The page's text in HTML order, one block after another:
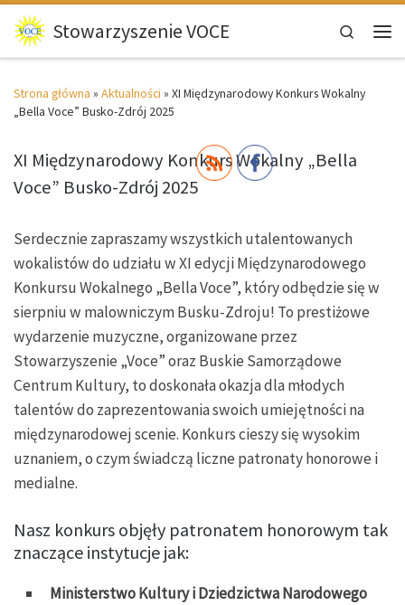
Przejdź do treści
Stowarzyszenie VOCE
Search
Strona główna » Aktualności » XI Międzynarodowy Konkurs Wokalny
„Bella Voce” Busko-Zdrój 2025
XI Międzynarodowy Konkurs Wokalny „Bella
Voce” Busko-Zdrój 2025
Serdecznie zapraszamy wszystkich utalentowanych
wokalistów do udziału w XI edycji Międzynarodowego
Konkursu Wokalnego „Bella Voce”, który odbędzie się w
sierpniu w malowniczym Busku-Zdroju! To prestiżowe
wydarzenie muzyczne, organizowane przez
Stowarzyszenie „Voce” oraz Buskie Samorządowe
Centrum Kultury, to doskonała okazja dla młodych
talentów do zaprezentowania swoich umiejętności na
międzynarodowej scenie. Konkurs cieszy się wysokim
uznaniem, o czym świadczą liczne patronaty honorowe i
medialne.
Nasz konkurs objęły patronatem honorowym tak
znaczące instytucje jak:
Ministerstwo Kultury i Dziedzictwa Narodowego